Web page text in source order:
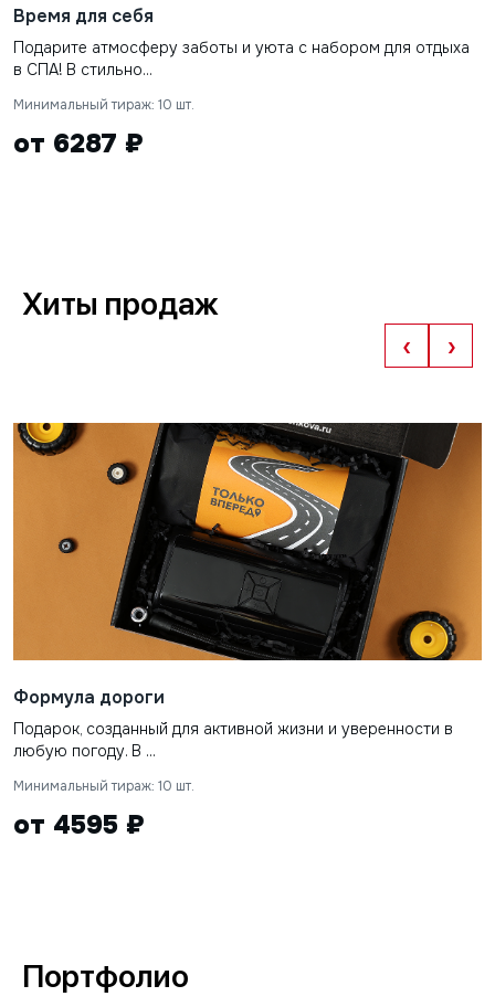
Время для себя
Подарите атмосферу заботы и уюта с набором для отдыха
в СПА! В стильно...
Минимальный тираж: 10 шт.
от 6287 ₽
Хиты продаж
‹ ›
Формула дороги
Подарок, созданный для активной жизни и уверенности в
любую погоду. В ...
Минимальный тираж: 10 шт.
от 4595 ₽
Портфолио